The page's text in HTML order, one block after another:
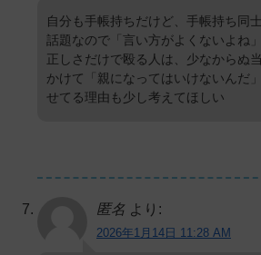
自分も手帳持ちだけど、手帳持ち同
話題なので「言い方がよくないよね
正しさだけで殴る人は、少なからぬ
かけて「親になってはいけないんだ
せてる理由も少し考えてほしい
匿名 より:
2026年1月14日 11:28 AM